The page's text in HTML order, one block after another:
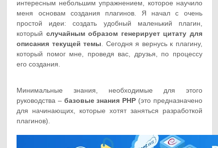
интересным небольшим упражнением, которое научило
меня основам создания плагинов. Я начал с очень
простой идеи: создать удобный маленький плагин,
который случайным образом генерирует цитату для
описания текущей темы . Сегодня я вернусь к плагину,
который помог мне, проведя вас, друзья, по процессу
его создания.
Минимальные знания, необходимые для этого
руководства – базовые знания PHP (это предназначено
для начинающих, которые хотят заняться разработкой
плагинов).